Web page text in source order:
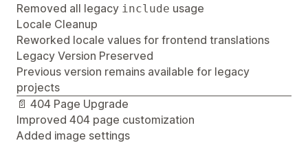
Removed all legacy include usage
Locale Cleanup
Reworked locale values for frontend translations
Legacy Version Preserved
Previous version remains available for legacy
projects
📄 404 Page Upgrade
Improved 404 page customization
Added image settings